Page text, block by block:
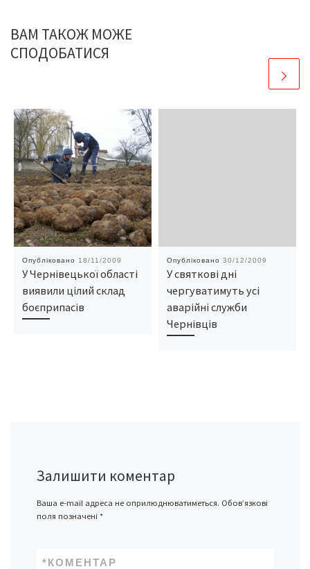
ВАМ ТАКОЖ МОЖЕ
СПОДОБАТИСЯ
Опубліковано 18/11/2009
У Чернівецької області
виявили цілий склад
боєприпасів
Опубліковано 30/12/2009
У святкові дні
чергуватимуть усі
аварійні служби
Чернівців
Залишити коментар
Ваша e-mail адреса не оприлюднюватиметься. Обов’язкові
поля позначені *
КОМЕНТАР
*